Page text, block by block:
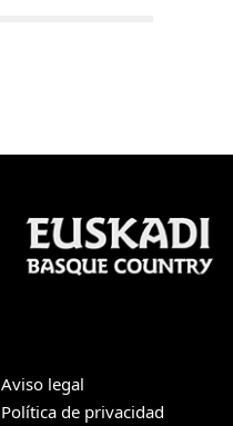
Aviso legal
Política de privacidad